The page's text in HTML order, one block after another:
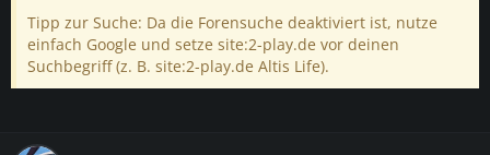
Tipp zur Suche: Da die Forensuche deaktiviert ist, nutze
einfach Google und setze site:2-play.de vor deinen
Suchbegriff (z. B. site:2-play.de Altis Life).